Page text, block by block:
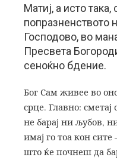
Матиј, а исто
попразненството
Господово, во
Пресвета
сеноќно бдение.
Бог Сам живее во
срце. Главно: сметај
не барај ни љубов,
имај го тоа кон
што ќе почнеш да